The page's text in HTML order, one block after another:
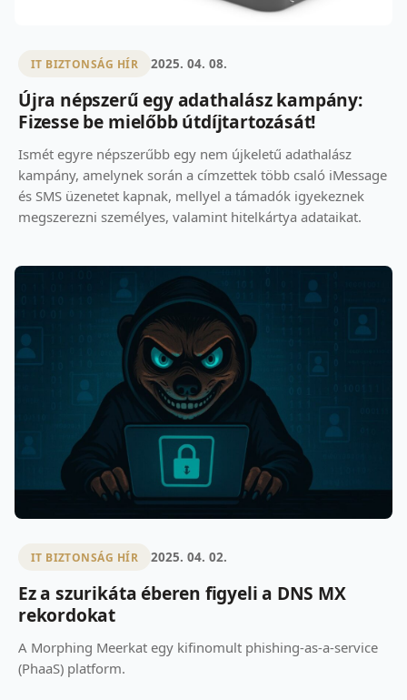
IT BIZTONSÁG HÍR 2025. 04. 08.
Újra népszerű egy adathalász kampány:
Fizesse be mielőbb útdíjtartozását!
Ismét egyre népszerűbb egy nem újkeletű adathalász
kampány, amelynek során a címzettek több csaló iMessage
és SMS üzenetet kapnak, mellyel a támadók igyekeznek
megszerezni személyes, valamint hitelkártya adataikat.
IT BIZTONSÁG HÍR 2025. 04. 02.
Ez a szurikáta éberen figyeli a DNS MX
rekordokat
A Morphing Meerkat egy kifinomult phishing-as-a-service
(PhaaS) platform.